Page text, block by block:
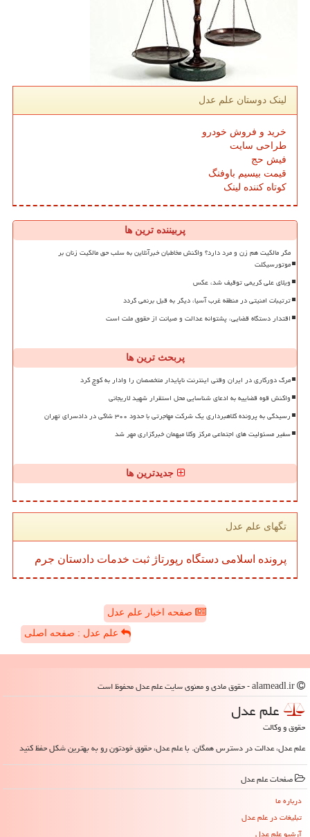
لینک دوستان علم عدل
خرید و فروش خودرو
طراحی سایت
فیش حج
قیمت بیسیم باوفنگ
کوتاه کننده لینک
پربیننده ترین ها
مگر مالکیت هم زن و مرد دارد؟ واکنش مخاطبان خبرآنلاین به سلب حق مالکیت زنان بر
موتورسیکلت
ویلای علی کریمی توقیف شد، عکس
ترتیبات امنیتی در منطقه غرب آسیا، دیگر به قبل برنمی گردد
اقتدار دستگاه قضایی، پشتوانه عدالت و صیانت از حقوق ملت است
پربحث ترین ها
مرگ دورکاری در ایران وقتی اینترنت ناپایدار متخصصان را وادار به کوچ کرد
واکنش قوه قضاییه به ادعای شناسایی محل استقرار شهید لاریجانی
رسیدگی به پرونده کلاهبرداری یک شرکت مهاجرتی با حدود ۳۰۰ شاکی در دادسرای تهران
سفیر مسئولیت های اجتماعی مرکز وکلا میهمان خبرگزاری مهر شد
جدیدترین ها
تگهای علم عدل
پرونده اسلامی دستگاه رپورتاژ ثبت خدمات دادستان جرم
صفحه اخبار علم عدل
علم عدل : صفحه اصلی
علم عدل
حقوق و وکالت
علم عدل، عدالت در دسترس همگان. با علم عدل، حقوق خودتون رو به بهترین شکل حفظ کنید
صفحات علم عدل
درباره ما
تبلیغات در علم عدل
آرشیو علم عدل